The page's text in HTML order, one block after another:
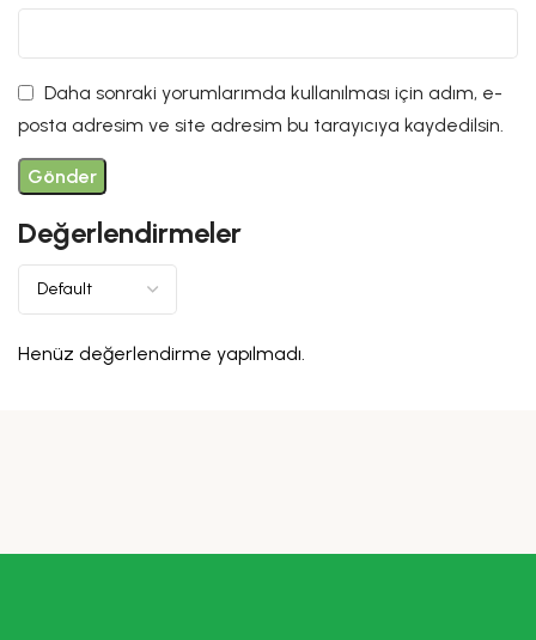
Değerlendirmeler
Henüz değerlendirme yapılmadı.
Daha sonraki yorumlarımda kullanılması için adım, e-
posta adresim ve site adresim bu tarayıcıya kaydedilsin.